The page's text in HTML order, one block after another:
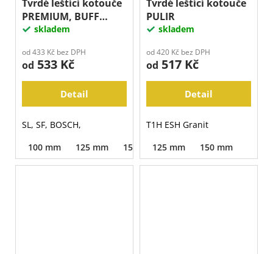
Tvrdé leštící kotouče
PREMIUM, BUFF
černý
skladem
od 433 Kč bez DPH
od 533 Kč
Detail
SL, SF, BOSCH,
100 mm
125 mm 150 mm
Tvrdé leštící kotouče
PULIR
skladem
od 420 Kč bez DPH
od 517 Kč
Detail
T1H ESH Granit
125 mm
150 mm